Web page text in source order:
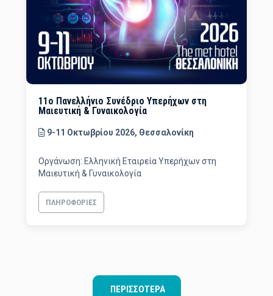
11ο Πανελλήνιο Συνέδριο Υπερήχων στη
Μαιευτική & Γυναικολογία
9-11 Οκτωβρίου 2026, Θεσσαλονίκη
Οργάνωση: Ελληνική Εταιρεία Υπερήχων στη
Μαιευτική & Γυναικολογία
ΠΛΗΡΟΦΟΡΊΕΣ
ΠΕΡΙΣΣΌΤΕΡΑ